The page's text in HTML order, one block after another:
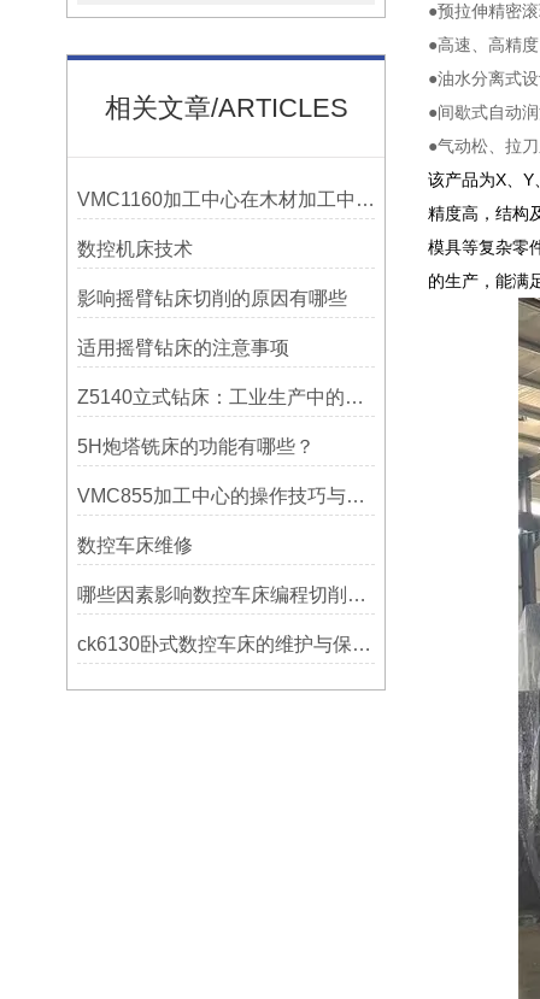
相关文章/ARTICLES
VMC1160加工中心在木材加工中的应用
数控机床技术
影响摇臂钻床切削的原因有哪些
适用摇臂钻床的注意事项
Z5140立式钻床：工业生产中的得力助手
5H炮塔铣床的功能有哪些？
VMC855加工中心的操作技巧与维护指南
数控车床维修
哪些因素影响数控车床编程切削量？
ck6130卧式数控车床的维护与保养策略
●预拉伸精密
●高速、高精
●油水分离式
●间歇式自动
●气动松、拉
该产品为X、
精度高，结构
模具等复杂零
的生产，能满